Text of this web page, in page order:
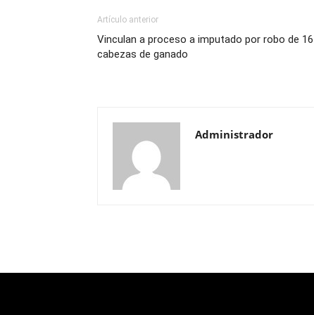
Artículo anterior
Vinculan a proceso a imputado por robo de 16
cabezas de ganado
Administrador